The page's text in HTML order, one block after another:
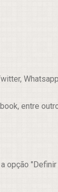
entre
opção